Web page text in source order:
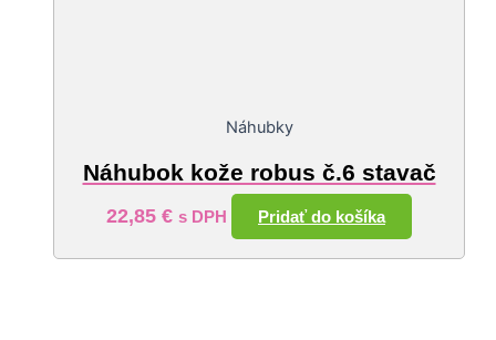
Náhubky
Náhubok kože robus č.6 stavač
22,85 € s DPH Pridať do košíka